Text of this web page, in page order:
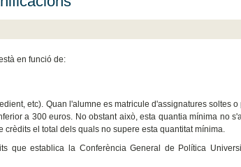
en funció de:
etc). Quan l'alumne es matricule d'assignatures soltes o
a 300 euros. No obstant això, esta quantia mínima no
el total dels quals no supere esta quantitat mínima.
que establica la Conferència General de Política